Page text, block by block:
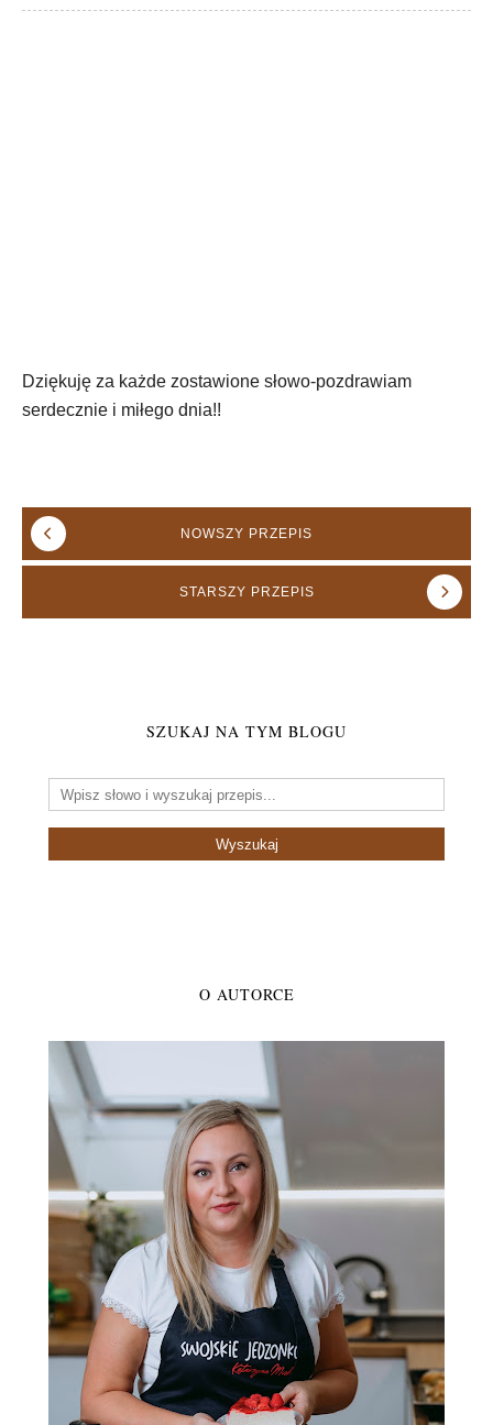
Dziękuję za każde zostawione słowo-pozdrawiam
serdecznie i miłego dnia!!
NOWSZY PRZEPIS
STARSZY PRZEPIS
SZUKAJ NA TYM BLOGU
O AUTORCE